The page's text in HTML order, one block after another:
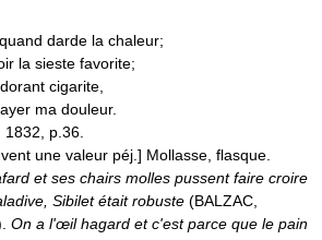
darde la chaleur;
la sieste favorite;
cigarite,
ma douleur.
1832, p.36.
une valeur péj.] Mollasse, flasque.
et ses chairs molles pussent faire croire
Sibilet était robuste (BALZAC,
On a l'œil hagard et c'est parce que le pain